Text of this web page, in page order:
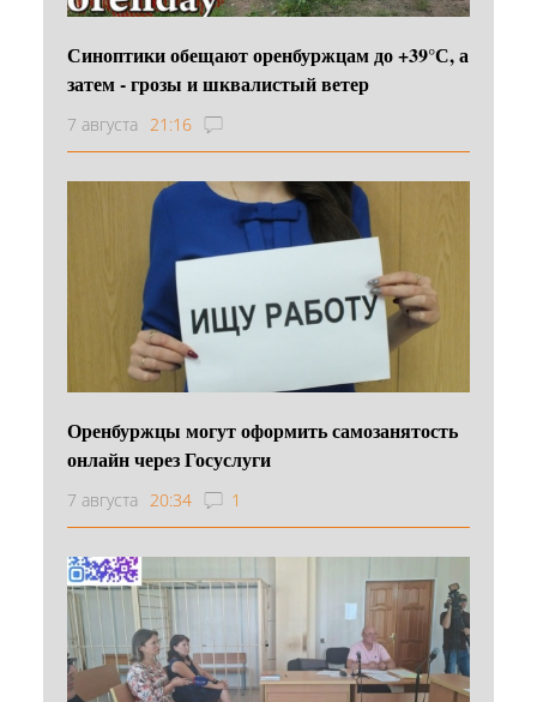
Синоптики обещают оренбуржцам до +39°С, а
затем - грозы и шквалистый ветер
7 августа 21:16
Оренбуржцы могут оформить самозанятость
онлайн через Госуслуги
7 августа 20:34 1